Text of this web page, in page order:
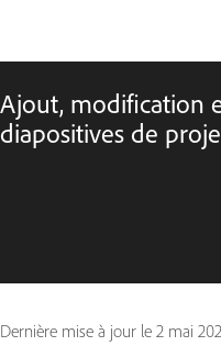
Ajout, modification
diapositives de
Dernière mise à jour le 2 mai